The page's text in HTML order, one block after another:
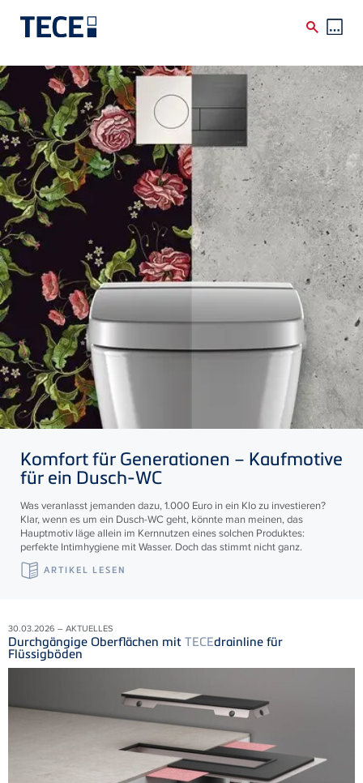
Direkt zum Inhalt
Komfort für Generationen – Kaufmotive
für ein Dusch-WC
Was veranlasst jemanden dazu, 1.000 Euro in ein Klo zu investieren?
Klar, wenn es um ein Dusch-WC geht, könnte man meinen, das
Hauptmotiv läge allein im Kernnutzen eines solchen Produktes:
perfekte Intimhygiene mit Wasser. Doch das stimmt nicht ganz.
ARTIKEL LESEN
30.03.2026 – AKTUELLES
Durchgängige Oberflächen mit TECEdrainline für
Flüssigböden